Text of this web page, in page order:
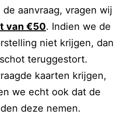
aanvraag, vragen wij
van €50. Indien we de
niet krijgen, dan
teruggestort.
kaarten krijgen,
we echt ook dat de
deze nemen.